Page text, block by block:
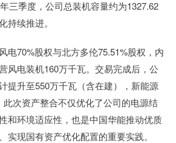
三季度，公司总装机容量约为1327.62
持续推进。
电70%股权与北方多伦75.51%股权，内
风电装机160万千瓦。交易完成后，公
提升至550万千瓦（含在建），新能源
次资产整合不仅优化了公司的电源结
和环境适应性，也是中国华能推动优质
实现国有资产优化配置的重要实践。